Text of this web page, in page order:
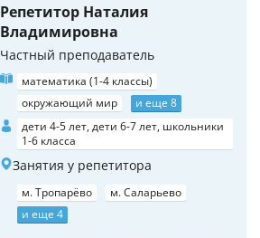
Репетитор Наталия
Владимировна
Частный преподаватель
математика (1-4 классы)
окружающий мир
и еще 8
дети 4-5 лет, дети 6-7 лет, школьники
1-6 класса
Занятия у репетитора
м. Тропарёво
м. Саларьево
и еще 4